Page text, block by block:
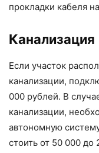
прокладки кабеля
Канализация
Если участок
канализации,
000 рублей. В
канализации,
автономную
стоить от 50 000 до